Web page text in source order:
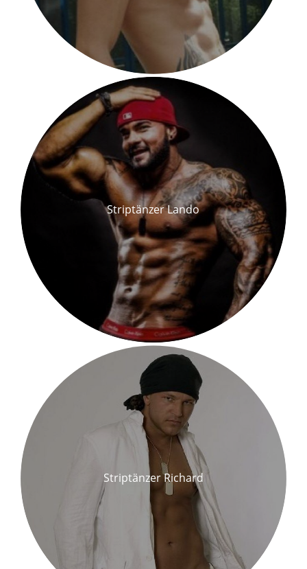
Striptänzer Lando
Striptänzer Richard